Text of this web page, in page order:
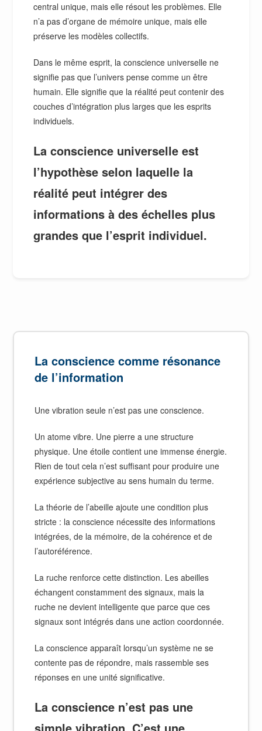
central unique, mais elle résout les problèmes. Elle
n’a pas d’organe de mémoire unique, mais elle
préserve les modèles collectifs.
Dans le même esprit, la conscience universelle ne
signifie pas que l’univers pense comme un être
humain. Elle signifie que la réalité peut contenir des
couches d’intégration plus larges que les esprits
individuels.
La conscience universelle est
l’hypothèse selon laquelle la
réalité peut intégrer des
informations à des échelles plus
grandes que l’esprit individuel.
La conscience comme résonance
de l’information
Une vibration seule n’est pas une conscience.
Un atome vibre. Une pierre a une structure
physique. Une étoile contient une immense énergie.
Rien de tout cela n’est suffisant pour produire une
expérience subjective au sens humain du terme.
La théorie de l’abeille ajoute une condition plus
stricte : la conscience nécessite des informations
intégrées, de la mémoire, de la cohérence et de
l’autoréférence.
La ruche renforce cette distinction. Les abeilles
échangent constamment des signaux, mais la
ruche ne devient intelligente que parce que ces
signaux sont intégrés dans une action coordonnée.
La conscience apparaît lorsqu’un système ne se
contente pas de répondre, mais rassemble ses
réponses en une unité significative.
La conscience n’est pas une